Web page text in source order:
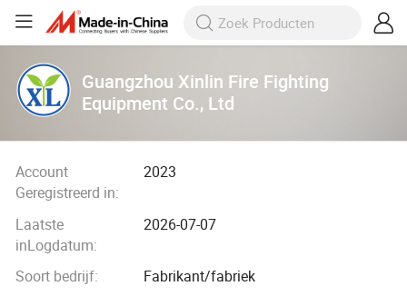
Guangzhou Xinlin Fire Fighting
Equipment Co., Ltd
Account
Geregistreerd in:
2023
Laatste
inLogdatum:
2026-07-07
Soort bedrijf:
Fabrikant/fabriek